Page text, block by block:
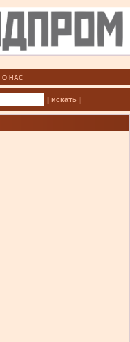
О НАС
| искать |